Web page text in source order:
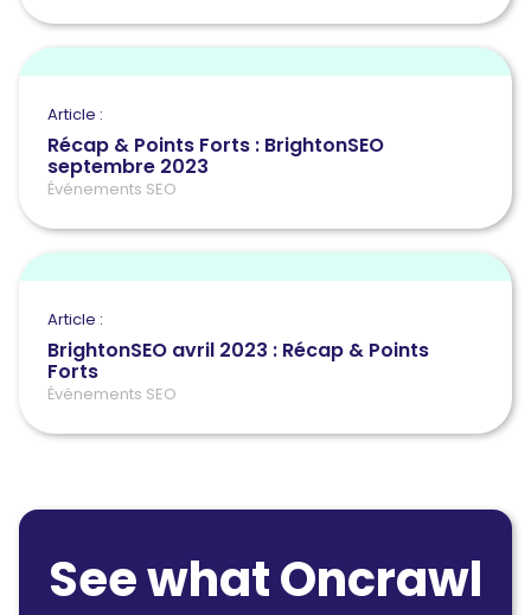
Article :
Récap & Points Forts : BrightonSEO
septembre 2023
Événements SEO
Article :
BrightonSEO avril 2023 : Récap & Points
Forts
Événements SEO
See what Oncrawl